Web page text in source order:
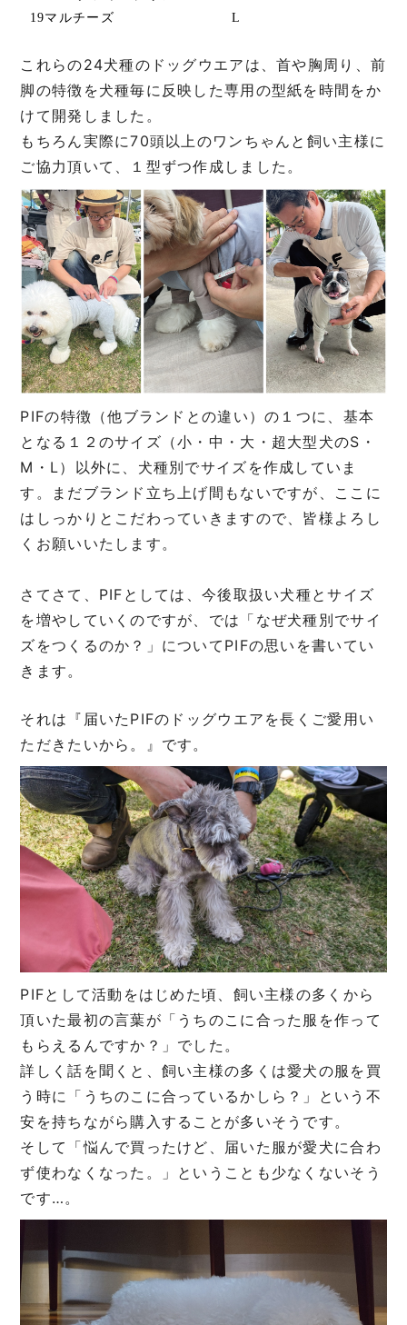
19マルチーズ L
これらの24犬種のドッグウエアは、首や胸周り、前
脚の特徴を犬種毎に反映した専用の型紙を時間をか
けて開発しました。
もちろん実際に70頭以上のワンちゃんと飼い主様に
ご協力頂いて、１型ずつ作成しました。
PIFの特徴（他ブランドとの違い）の１つに、基本
となる１２のサイズ（小・中・大・超大型犬のS・
M・L）以外に、犬種別でサイズを作成していま
す。まだブランド立ち上げ間もないですが、ここに
はしっかりとこだわっていきますので、皆様よろし
くお願いいたします。
さてさて、PIFとしては、今後取扱い犬種とサイズ
を増やしていくのですが、では「なぜ犬種別でサイ
ズをつくるのか？」についてPIFの思いを書いてい
きます。
それは『届いたPIFのドッグウエアを長くご愛用い
ただきたいから。』です。
PIFとして活動をはじめた頃、飼い主様の多くから
頂いた最初の言葉が「うちのこに合った服を作って
もらえるんですか？」でした。
詳しく話を聞くと、飼い主様の多くは愛犬の服を買
う時に「うちのこに合っているかしら？」という不
安を持ちながら購入することが多いそうです。
そして「悩んで買ったけど、届いた服が愛犬に合わ
ず使わなくなった。」ということも少なくないそう
です…。